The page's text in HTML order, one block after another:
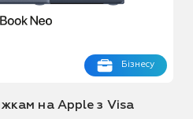
Бізнесу
на Apple з Visa